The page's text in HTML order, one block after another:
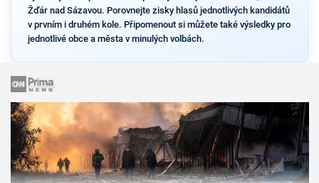
Žďár nad Sázavou. Porovnejte zisky hlasů jednotlivých kandidátů
v prvním i druhém kole. Připomenout si můžete také výsledky pro
jednotlivé obce a města v minulých volbách.